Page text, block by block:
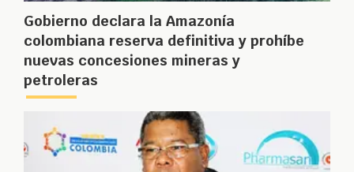
Gobierno declara la Amazonía
colombiana reserva definitiva y prohíbe
nuevas concesiones mineras y
petroleras